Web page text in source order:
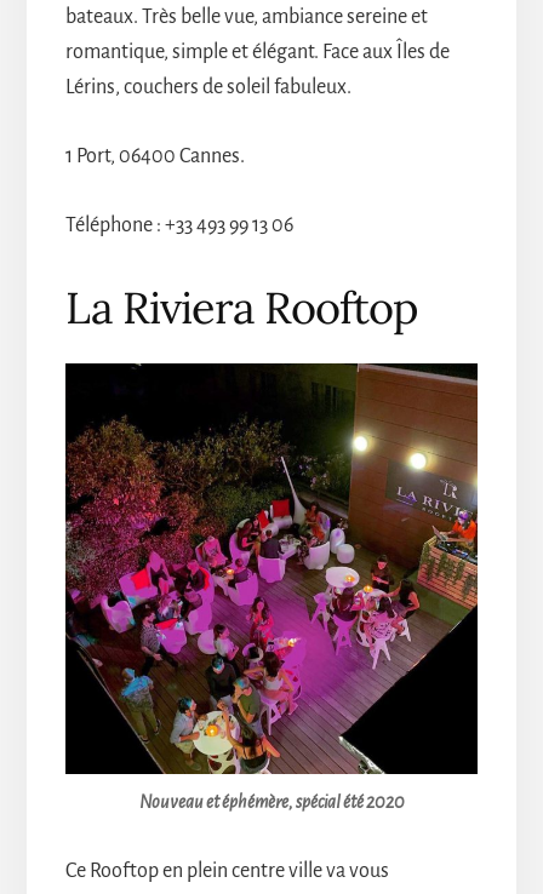
bateaux. Très belle vue, ambiance sereine et
romantique, simple et élégant. Face aux Îles de
Lérins, couchers de soleil fabuleux.
1 Port, 06400 Cannes.
Téléphone : +33 493 99 13 06
La Riviera Rooftop
Nouveau et éphémère, spécial été 2020
Ce Rooftop en plein centre ville va vous